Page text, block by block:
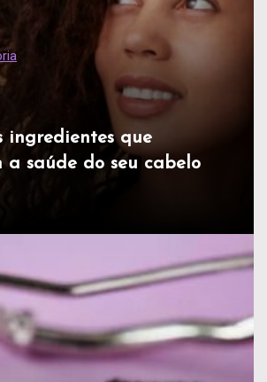
ingredientes que
a saúde do seu cabelo